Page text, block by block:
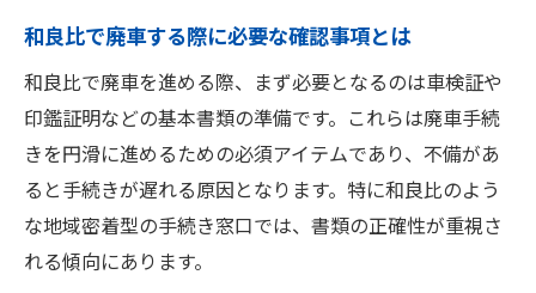
和良比で廃車する際に必要な確認事項とは
和良比で廃車を進める際、まず必要となるのは車検証や
印鑑証明などの基本書類の準備です。これらは廃車手続
きを円滑に進めるための必須アイテムであり、不備があ
ると手続きが遅れる原因となります。特に和良比のよう
な地域密着型の手続き窓口では、書類の正確性が重視さ
れる傾向にあります。